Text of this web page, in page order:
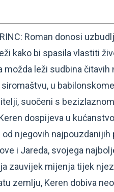
Roman donosi
kako bi spasila vlastiti
leži sudbina čitavih
u babilonskome
suočeni s
dospijeva u
njegovih najpouzdanijih
i Jareda, svojega
zauvijek mijenja tijek
zemlju, Keren dobiva